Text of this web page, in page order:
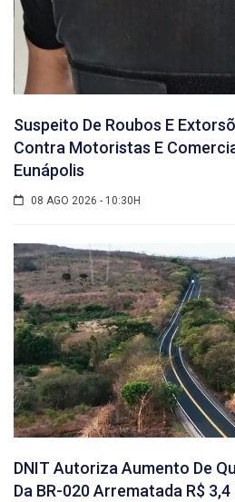
Suspeito De Roubos E
Contra Motoristas E
Eunápolis
08 AGO 2026 - 10:30H
DNIT Autoriza Aumento De
Da BR-020 Arrematada R$